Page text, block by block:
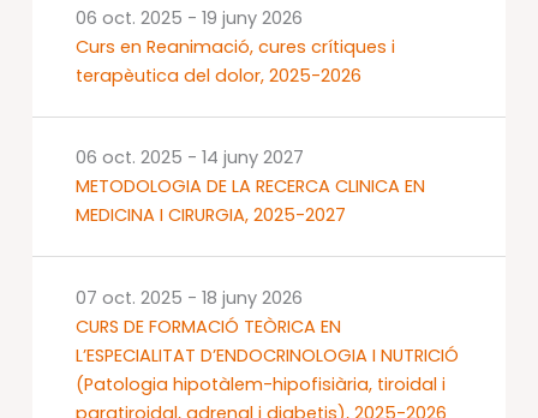
Curs en Reanimació, cures crítiques i
terapèutica del dolor, 2025-2026
06 oct. 2025 - 19 juny 2026
METODOLOGIA DE LA RECERCA CLINICA EN
MEDICINA I CIRURGIA, 2025-2027
06 oct. 2025 - 14 juny 2027
CURS DE FORMACIÓ TEÒRICA EN
L’ESPECIALITAT D’ENDOCRINOLOGIA I NUTRICIÓ
(Patologia hipotàlem-hipofisiària, tiroidal i
07 oct. 2025 - 18 juny 2026